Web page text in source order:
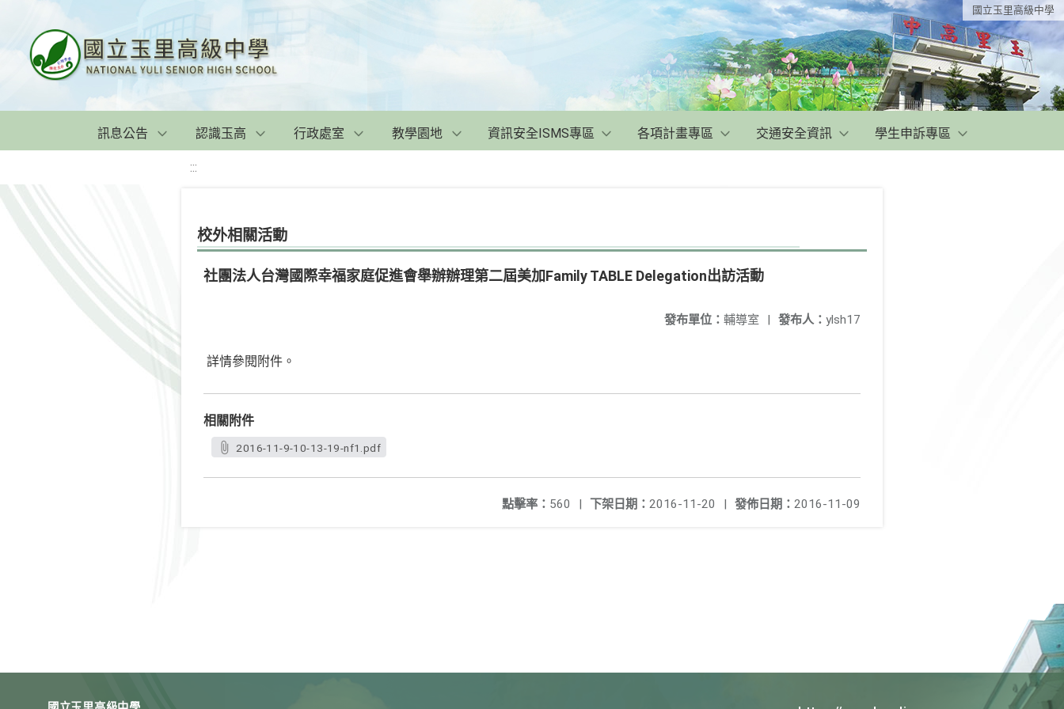
國立玉里高級中學
訊息公告 認識玉高 行政處室 教學園地 資訊安全ISMS專區 各項計畫專區 交通安全資訊 學生申訴專區
:::
校外相關活動
社團法人台灣國際幸福家庭促進會舉辦辦理第二屆美加Family TABLE Delegation出訪活動
發布人： ylsh17
發布單位： 輔導室 |
詳情參閱附件。
相關附件
2016-11-9-10-13-19-nf1.pdf
發佈日期： 2016-11-09
下架日期： 2016-11-20 |
點擊率： 560 |